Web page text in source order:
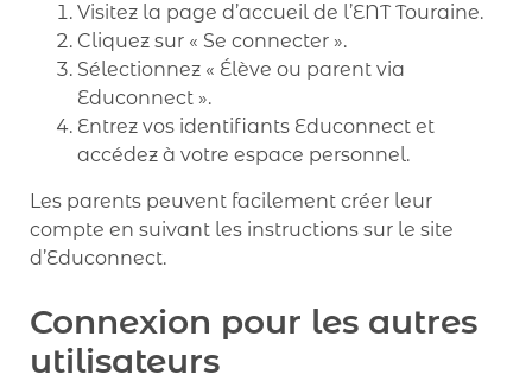
Visitez la page d’accueil de l’ENT Touraine.
Cliquez sur « Se connecter ».
Sélectionnez « Élève ou parent via
Educonnect ».
Entrez vos identifiants Educonnect et
accédez à votre espace personnel.
Les parents peuvent facilement créer leur
compte en suivant les instructions sur le site
d’Educonnect.
Connexion pour les autres
utilisateurs